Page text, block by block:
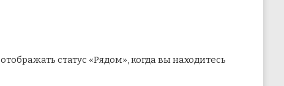
статус «Рядом», когда вы находитесь